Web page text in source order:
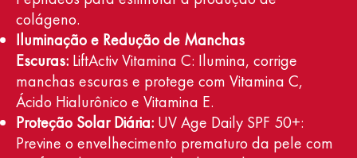
colágeno.
Iluminação e Redução de Manchas
Escuras: LiftActiv Vitamina C: Ilumina, corrige
manchas escuras e protege com Vitamina C,
Ácido Hialurônico e Vitamina E.
Proteção Solar Diária: UV Age Daily SPF 50+:
Previne o envelhecimento prematuro da pele com